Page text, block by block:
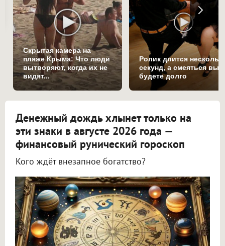
Скрытая камера на
пляже Крыма: Что люди
вытворяют, когда их не
видят...
Ролик длится
секунд, а смеяться вы
будете долго
Денежный дождь хлынет только на
эти знаки в августе 2026 года —
финансовый рунический гороскоп
Кого ждёт внезапное богатство?